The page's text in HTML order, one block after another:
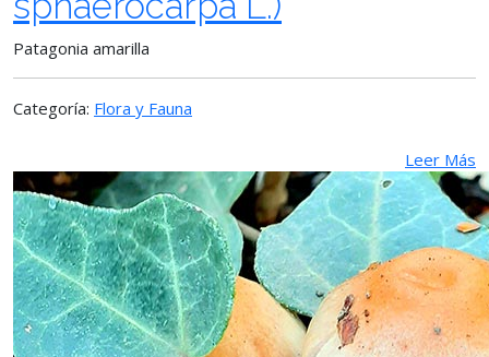
Patagonia amarilla
Categoría: Flora y Fauna
Leer Más